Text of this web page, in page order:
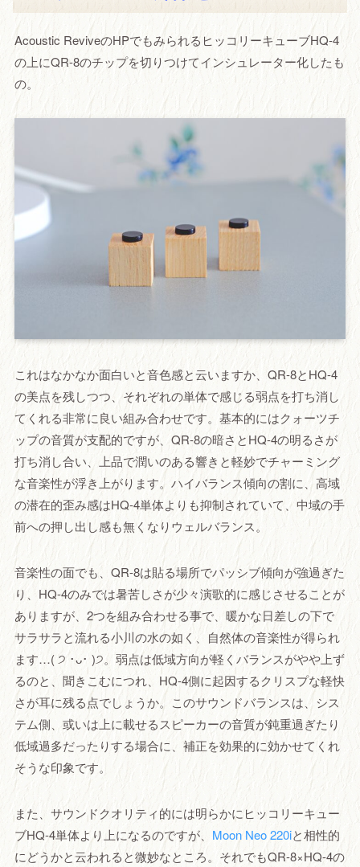
Acoustic ReviveのHPでもみられるヒッコリーキューブHQ-4
の上にQR-8のチップを切りつけてインシュレーター化したも
の。
これはなかなか面白いと音色感と云いますか、QR-8とHQ-4
の美点を残しつつ、それぞれの単体で感じる弱点を打ち消し
てくれる非常に良い組み合わせです。基本的にはクォーツチ
ップの音質が支配的ですが、QR-8の暗さとHQ-4の明るさが
打ち消し合い、上品で潤いのある響きと軽妙でチャーミング
な音楽性が浮き上がります。ハイバランス傾向の割に、高域
の潜在的歪み感はHQ-4単体よりも抑制されていて、中域の手
前への押し出し感も無くなりウェルバランス。
音楽性の面でも、QR-8は貼る場所でパッシブ傾向が強過ぎた
り、HQ-4のみでは暑苦しさが少々演歌的に感じさせることが
ありますが、2つを組み合わせる事で、暖かな日差しの下で
サラサラと流れる小川の水の如く、自然体の音楽性が得られ
ます…( ੭ ･ᴗ･ )੭。弱点は低域方向が軽くバランスがやや上ず
るのと、聞きこむにつれ、HQ-4側に起因するクリスプな軽快
さが耳に残る点でしょうか。このサウンドバランスは、シス
テム側、或いは上に載せるスピーカーの音質が鈍重過ぎたり
低域過多だったりする場合に、補正を効果的に効かせてくれ
そうな印象です。
また、サウンドクオリティ的には明らかにヒッコリーキュー
ブHQ-4単体より上になるのですが、 Moon Neo 220iと相性的
にどうかと云われると微妙なところ。それでもQR-8×HQ-4の